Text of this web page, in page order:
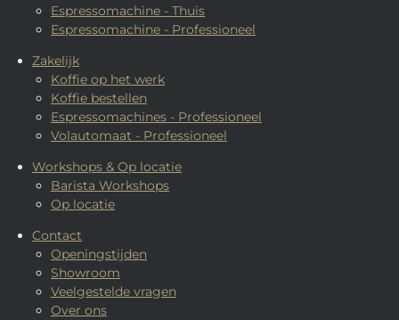
Espressomachine - Thuis
Espressomachine - Professioneel
Zakelijk
Koffie op het werk
Koffie bestellen
Espressomachines - Professioneel
Volautomaat - Professioneel
Workshops & Op locatie
Barista Workshops
Op locatie
Contact
Openingstijden
Showroom
Veelgestelde vragen
Over ons